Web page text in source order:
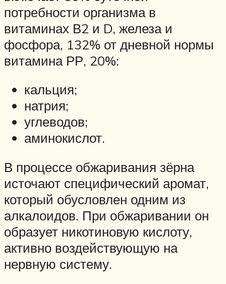
потребности организма в
витаминах В2 и D, железа и
фосфора, 132% от дневной нормы
витамина РР, 20%:
кальция;
натрия;
углеводов;
аминокислот.
В процессе обжаривания зёрна
источают специфический аромат,
который обусловлен одним из
алкалоидов. При обжаривании он
образует никотиновую кислоту,
активно воздействующую на
нервную систему.